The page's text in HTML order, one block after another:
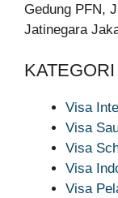
Gedung PFN,
Jatinegara
KATEGORI
Visa
Visa
Visa
Visa
Visa